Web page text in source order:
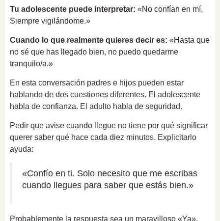
Tu adolescente puede interpretar: «No confían en mí.
Siempre vigilándome.»
Cuando lo que realmente quieres decir es: «Hasta que
no sé que has llegado bien, no puedo quedarme
tranquilo/a.»
En esta conversación padres e hijos pueden estar
hablando de dos cuestiones diferentes. El adolescente
habla de confianza. El adulto habla de seguridad.
Pedir que avise cuando llegue no tiene por qué significar
querer saber qué hace cada diez minutos. Explicitarlo
ayuda:
«Confío en ti. Solo necesito que me escribas
cuando llegues para saber que estás bien.»
Probablemente la respuesta sea un maravilloso «Ya».